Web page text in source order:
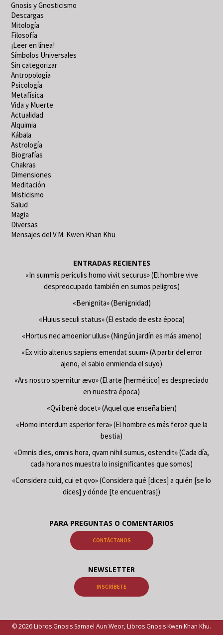
Gnosis y Gnosticismo
Descargas
Mitología
Filosofía
¡Leer en línea!
Símbolos Universales
Sin categorizar
Antropología
Psicología
Metafísica
Vida y Muerte
Actualidad
Alquimia
Kábala
Astrología
Biografías
Chakras
Dimensiones
Meditación
Misticismo
Salud
Magia
Diversas
Mensajes del V.M. Kwen Khan Khu
ENTRADAS RECIENTES
«In summis periculis homo vivit securus» (El hombre vive
despreocupado también en sumos peligros)
«Benignita» (Benignidad)
«Huius seculi status» (El estado de esta época)
«Hortus nec amoenior ullus» (Ningún jardín es más ameno)
«Ex vitio alterius sapiens emendat suum» (A partir del error
ajeno, el sabio enmienda el suyo)
«Ars nostro spernitur ævo» (El arte [hermético] es despreciado
en nuestra época)
«Qvi benè docet» (Aquel que enseña bien)
«Homo interdum asperior fera» (El hombre es más feroz que la
bestia)
«Omnis dies, omnis hora, qvam nihil sumus, ostendit» (Cada día,
cada hora nos muestra lo insignificantes que somos)
«Considera cuid, cui et qvo» (Considera qué [dices] a quién [se lo
dices] y dónde [te encuentras])
PARA PREGUNTAS O COMENTARIOS
CONTÁCTANOS
NEWSLETTER
INSCRÍBETE
© 2026 Libros Gnosis Samael Aun Weor, Libros Gnosis Kwen Khan Khu.